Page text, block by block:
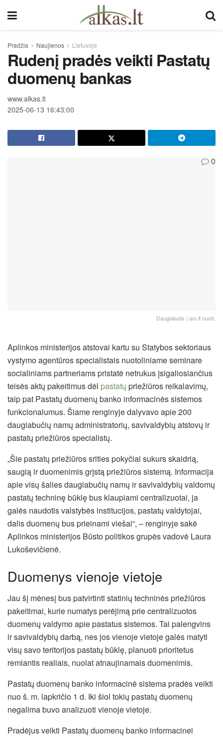
Pradžia Naujienos Lietuvoje
Rudenį pradės veikti Pastatų
duomenų bankas
www.alkas.lt
2025-06-13 16:43:00
0
Daugiabutis | am.lt nuotr.
Aplinkos ministerijos atstovai kartu su Statybos sektoriaus
vystymo agentūros specialistais nuotoliniame seminare
socialiniams partneriams pristatė netrukus įsigaliosiančius
teisės aktų pakeitimus dėl pastatų priežiūros reikalavimų,
taip pat Pastatų duomenų banko informacinės sistemos
funkcionalumus. Šiame renginyje dalyvavo apie 200
daugiabučių namų administratorių, savivaldybių atstovų ir
pastatų priežiūros specialistų.
„Šie pastatų priežiūros srities pokyčiai sukurs skaidrią,
saugią ir duomenimis grįstą priežiūros sistemą. Informacija
apie visų šalies daugiabučių namų ir savivaldybių valdomų
pastatų techninę būklę bus klaupiami centralizuotai, ja
galės naudotis valstybės institucijos, pastatų valdytojai,
dalis duomenų bus prieinami viešai“, – renginyje sakė
Aplinkos ministerijos Būsto politikos grupės vadovė Laura
Lukoševičienė.
Duomenys vienoje vietoje
Jau šį mėnesį bus patvirtinti statinių techninės priežiūros
pakeitimai, kurie numatys perėjimą prie centralizuotos
duomenų valdymo apie pastatus sistemos. Tai palengvins
ir savivaldybių darbą, nes jos vienoje vietoje galės matyti
visų savo teritorijos pastatų būklę, planuoti prioritetus
remiantis realiais, nuolat atnaujinamais duomenimis.
Pastatų duomenų banko informacinė sistema pradės veikti
nuo š. m. lapkričio 1 d. Iki šiol tokių pastatų duomenų
negalima buvo analizuoti vienoje vietoje.
Pradėjus veikti Pastatų duomenų banko informacinei